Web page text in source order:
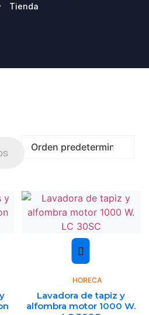
Tienda
HORECA
Lavadora de tapiz y
alfombra motor 1000 W.